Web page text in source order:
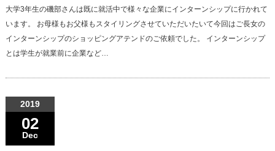
大学3年生の磯部さんは既に就活中で様々な企業にインターンシップに行かれて
います。 お母様もお父様もスタイリングさせていただいたいて今回はご長女の
インターンシップのショッピングアテンドのご依頼でした。 インターンシップ
とは学生が就業前に企業など…
2019
02
Dec